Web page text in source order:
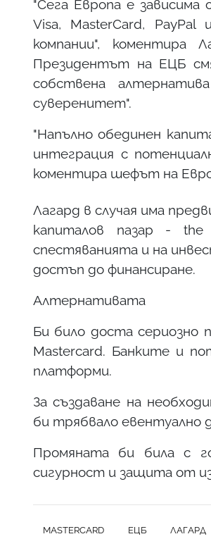
"Сега Европа е
Visa, MasterCard,
компании", коментира
Президентът на ЕЦБ
собствена
суверенитет".
"Напълно обединен
интеграция с
коментира шефът на
Лагард в случая има
капиталов пазар -
спестяванията и на
достъп до финансиране.
Алтернативата
Би било доста сериозно
Mastercard. Банките и
платформи.
За създаване на
би трябвало евентуално
Промяната би била с
сигурност и защита от
MASTERCARD ЕЦБ ЛАГАРД